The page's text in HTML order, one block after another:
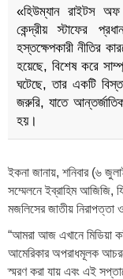
«হিউম্যান রাইটস অফ
কেন্দ্রীয় স্টাফের
হস্তক্ষেপকারী নীতির
হয়েছে, বিশেষ করে
ঘটেছে, তার একটি
জরুরি, যাতে
হয়।
ইকনা জানায়, শনিবার (৬
সম্মেলনে ইব্রাহিম আজিজি,
মজলিসের জাতীয় নিরাপত্তা
“আমরা আজ এখানে মিডিয়া
আমেরিকার অপরাধমূলক
স্মরণ করা যায় এবং এই